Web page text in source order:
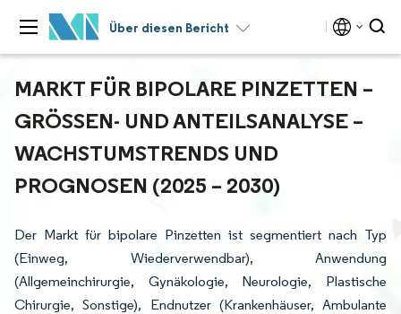
Über diesen Bericht
MARKT FÜR BIPOLARE PINZETTEN –
GRÖSSEN- UND ANTEILSANALYSE – W
ACHSTUMSTRENDS UND P
ROGNOSEN (2025 – 2030)
Der Markt für bipolare Pinzetten ist segmentiert nach Typ
(Einweg, Wiederverwendbar), Anwendung
(Allgemeinchirurgie, Gynäkologie, Neurologie, Plastische
Chirurgie, Sonstige), Endnutzer (Krankenhäuser, Ambulante